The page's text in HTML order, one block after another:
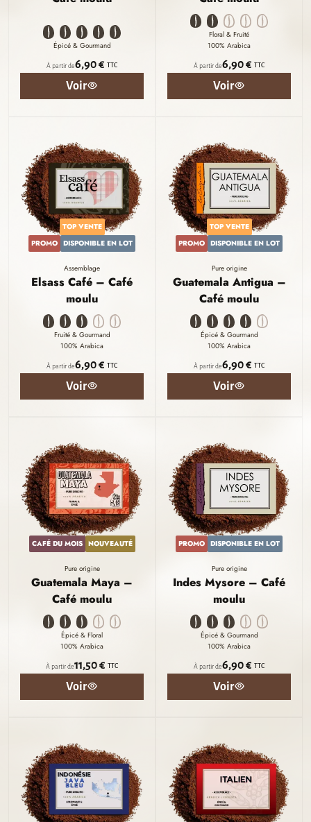
Épicé & Gourmand
À partir de6,90 € TTC
Voir
Floral & Fruité
100% Arabica
À partir de6,90 € TTC
Voir
PROMO DISPONIBLE EN LOT
TOP VENTE
Assemblage
Elsass Café – Café
moulu
Fruité & Gourmand
100% Arabica
À partir de6,90 € TTC
Voir
PROMO DISPONIBLE EN LOT
TOP VENTE
Pure origine
Guatemala Antigua –
Café moulu
Épicé & Gourmand
100% Arabica
À partir de6,90 € TTC
Voir
CAFÉ DU MOIS NOUVEAUTÉ
Pure origine
Guatemala Maya –
Café moulu
Épicé & Floral
100% Arabica
À partir de11,50 € TTC
Voir
PROMO DISPONIBLE EN LOT
Pure origine
Indes Mysore – Café
moulu
Épicé & Gourmand
100% Arabica
À partir de6,90 € TTC
Voir